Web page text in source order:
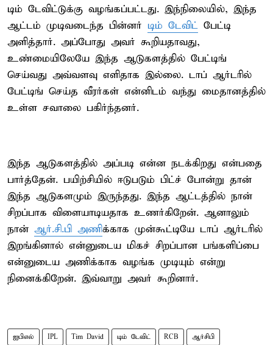
டிம் டேவிட்டுக்கு வழங்கப்பட்டது. இந்நிலையில், இந்த
ஆட்டம் முடிவடைந்த பின்னர் டிம் டேவிட் பேட்டி
அளித்தார். அப்போது அவர் கூறியதாவது,
உண்மையிலேயே இந்த ஆடுகளத்தில் பேட்டிங்
செய்வது அவ்வளவு எளிதாக இல்லை. டாப் ஆர்டரில்
பேட்டிங் செய்த வீரர்கள் என்னிடம் வந்து மைதானத்தில்
உள்ள சவாலை பகிர்ந்தனர்.
இந்த ஆடுகளத்தில் அப்படி என்ன நடக்கிறது என்பதை
பார்த்தேன். பயிற்சியில் ஈடுபடும் பிட்ச் போன்று தான்
இந்த ஆடுகளமும் இருந்தது. இந்த ஆட்டத்தில் நான்
சிறப்பாக விளையாடியதாக உணர்கிறேன். ஆனாலும்
நான் ஆர்.சி.பி அணிக்காக முன்கூட்டியே டாப் ஆர்டரில்
இறங்கினால் என்னுடைய மிகச் சிறப்பான பங்களிப்பை
என்னுடைய அணிக்காக வழங்க முடியும் என்று
நினைக்கிறேன். இவ்வாறு அவர் கூறினார்.
ஐபிஎல் IPL Tim David டிம் டேவிட் RCB ஆர்சிபி